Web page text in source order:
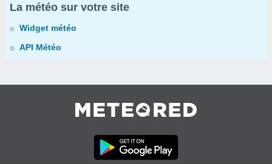
La météo sur votre site
Widget météo
API Météo